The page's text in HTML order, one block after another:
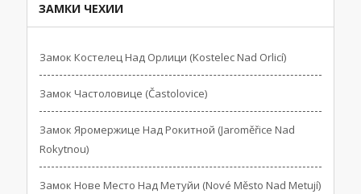
ЗАМКИ ЧЕХИИ
Замок Костелец Над Орлици (Kostelec Nad Orlicí)
Замок Частоловице (Častolovice)
Замок Яромержице Над Рокитной (Jaroměřice Nad
Rokytnou)
Замок Нове Место Над Метуйи (Nové Město Nad Metují)